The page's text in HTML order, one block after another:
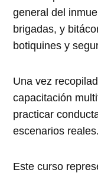
general del
brigadas, y
botiquines y
Una vez
capacitación
practicar
escenarios reales.
Este curso